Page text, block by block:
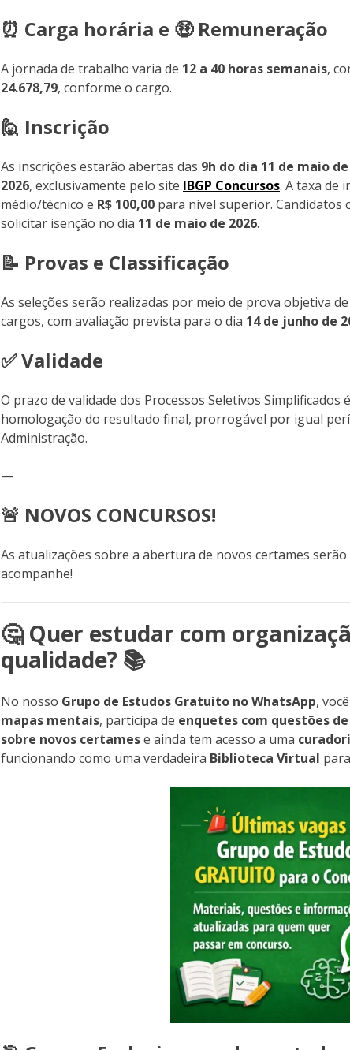
⏰ Carga horária e 🤑 Remuneração
A jornada de trabalho varia de 12 a 40 horas semanais,
24.678,79, conforme o cargo.
🙋 Inscrição
As inscrições estarão abertas das 9h do dia 11 de maio de
2026, exclusivamente pelo site IBGP Concursos. A taxa de
médio/técnico e R$ 100,00 para nível superior. Candidatos
solicitar isenção no dia 11 de maio de 2026.
📝 Provas e Classificação
As seleções serão realizadas por meio de prova objetiva
cargos, com avaliação prevista para o dia 14 de junho de
✅ Validade
O prazo de validade dos Processos Seletivos Simplificados
homologação do resultado final, prorrogável por igual
Administração.
—
🚨 NOVOS CONCURSOS!
As atualizações sobre a abertura de novos certames
acompanhe!
🤔 Quer estudar com
qualidade? 📚
No nosso Grupo de Estudos Gratuito no WhatsApp,
mapas mentais, participa de enquetes com questões
sobre novos certamese ainda tem acesso a uma
funcionando como uma verdadeira Biblioteca Virtual